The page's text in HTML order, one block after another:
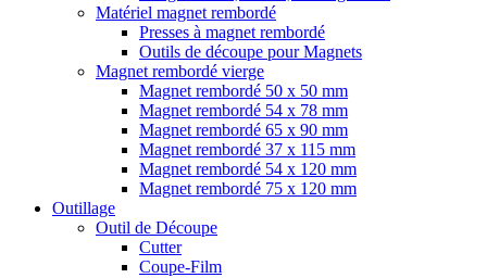
Matériel magnet rembordé
Presses à magnet rembordé
Outils de découpe pour Magnets
Magnet rembordé vierge
Magnet rembordé 50 x 50 mm
Magnet rembordé 54 x 78 mm
Magnet rembordé 65 x 90 mm
Magnet rembordé 37 x 115 mm
Magnet rembordé 54 x 120 mm
Magnet rembordé 75 x 120 mm
Outillage
Outil de Découpe
Cutter
Coupe-Film